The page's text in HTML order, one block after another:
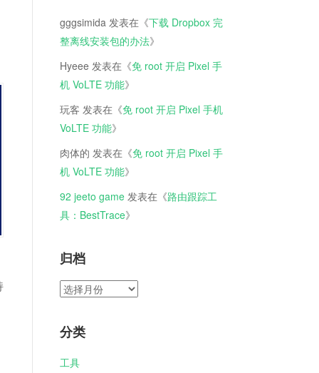
gggsimida发表在《下载 Dropbox 完
整离线安装包的办法》
Hyeee 发表在《免 root 开启 Pixel 手
机 VoLTE 功能》
玩客 发表在《免 root 开启 Pixel 手机
VoLTE 功能》
肉体的 发表在《免 root 开启 Pixel 手
机 VoLTE 功能》
92 jeeto game发表在《路由跟踪工
具：BestTrace》
归档
归
分类
工具